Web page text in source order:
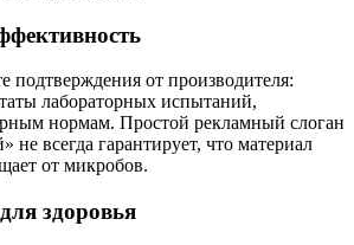
подтверждения от производителя:
лабораторных испытаний,
нормам. Простой рекламный слоган
не всегда гарантирует, что материал
от микробов.
здоровья